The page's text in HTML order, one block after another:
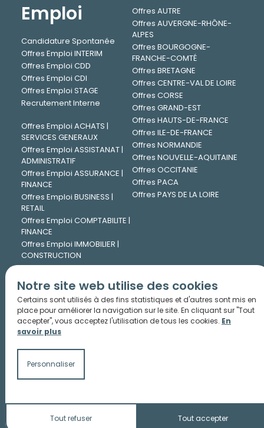
Notre site web utilise des cookies
Certains sont utilisés à des fins statistiques et d'autres sont mis en
place pour améliorer la navigation sur le site. En cliquant sur "Tout
accepter", vous acceptez l'utilisation de tous les cookies. En
savoir plus
Personnaliser
Tout refuser Tout accepter
Emploi
Candidature Spontanée
Offres Emploi INTERIM
Offres Emploi CDD
Offres Emploi CDI
Offres Emploi STAGE
Recrutement Interne
Offres Emploi ACHATS |
SERVICES GENERAUX
Offres Emploi ASSISTANAT |
ADMINISTRATIF
Offres Emploi ASSURANCE |
FINANCE
Offres Emploi BUSINESS |
RETAIL
Offres Emploi COMPTABILITE |
FINANCE
Offres Emploi IMMOBILIER |
CONSTRUCTION
Offres Emploi INFORMATIQUE
Offres Emploi INGENIERIE |
TECHNIQUE
Offres Emploi JURIDIQUE
Offres Emploi LOGISTIQUE |
TRANSPORT
Offres Emploi MARKETING |
COMMUNICATION
Offres AUTRE
Offres AUVERGNE-RHÔNE-
ALPES
Offres BOURGOGNE-
FRANCHE-COMTÉ
Offres BRETAGNE
Offres CENTRE-VAL DE LOIRE
Offres CORSE
Offres GRAND-EST
Offres HAUTS-DE-FRANCE
Offres ILE-DE-FRANCE
Offres NORMANDIE
Offres NOUVELLE-AQUITAINE
Offres OCCITANIE
Offres PACA
Offres PAYS DE LA LOIRE